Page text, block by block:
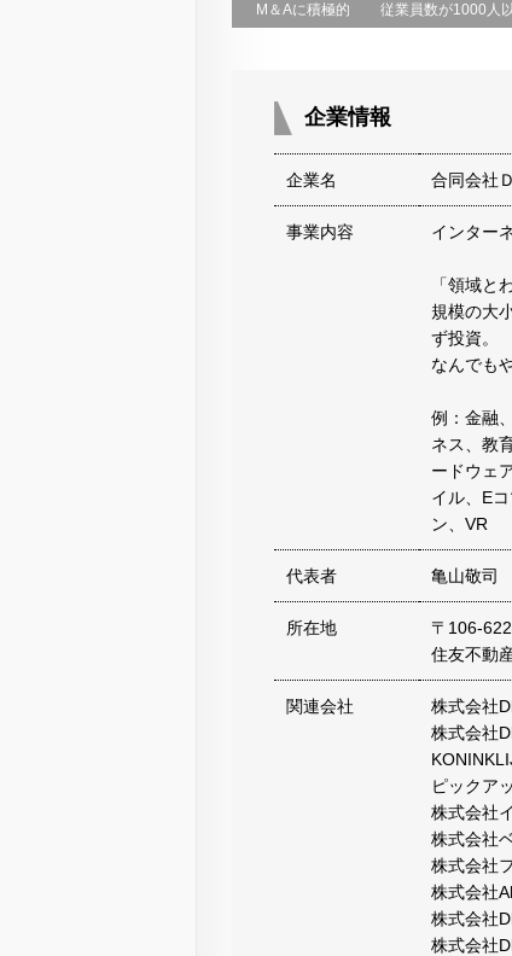
M＆Aに積極的
従業員数が1000人
企業情報
企業名 合同会社
事業内容 インター
「領域と
規模の大
ず投資。
なんでも
例：金融
ネス、教
ードウェ
イル、E
ン、VR
代表者 亀山敬司
所在地
〒106-
住友不動
関連会社
株式会社
株式会社
ピックア
株式会社
株式会社
株式会社
株式会社
株式会社
株式会社